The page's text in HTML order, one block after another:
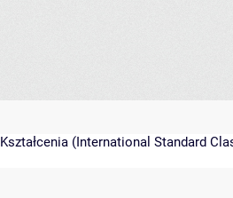
(International Standard